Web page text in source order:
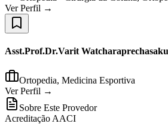
Ver Perfil →
Asst.Prof.Dr.Varit
Ortopedia, Medicina Esportiva
Ver Perfil →
Sobre Este Provedor
Acreditação AACI